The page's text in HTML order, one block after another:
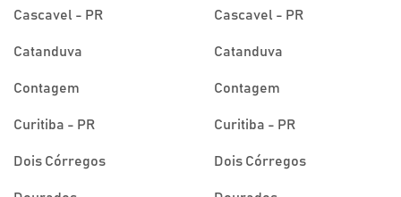
Cascavel - PR
Catanduva
Contagem
Curitiba - PR
Dois Córregos
Cascavel - PR
Catanduva
Contagem
Curitiba - PR
Dois Córregos